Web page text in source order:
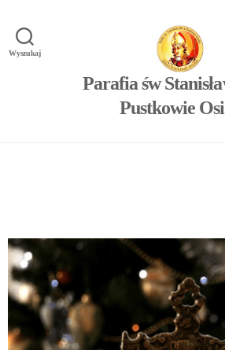
Wyszukaj
Parafia św
Pustkowie